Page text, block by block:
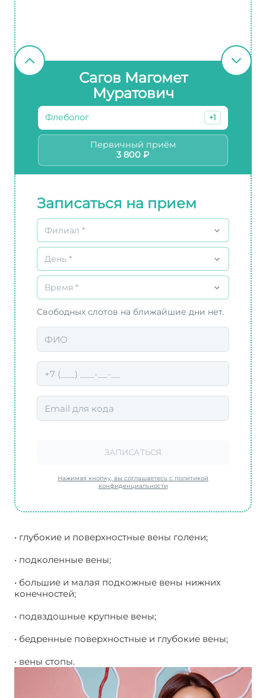
Сагов Магомет
Муратович
Флеболог +1
Первичный приём
3 800 ₽
Записаться на прием
Филиал *
День *
Время *
Свободных слотов на ближайшие дни нет.
ЗАПИСАТЬСЯ
Нажимая кнопку, вы соглашаетесь с политикой
конфиденциальности
• глубокие и поверхностные вены голени;
• подколенные вены;
• большие и малая подкожные вены нижних
конечностей;
• подвздошные крупные вены;
• бедренные поверхностные и глубокие вены;
• вены стопы.